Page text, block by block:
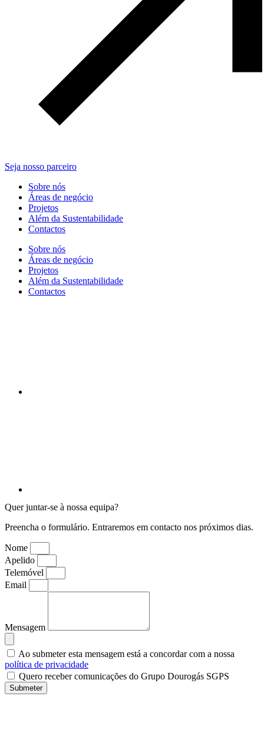
Seja nosso parceiro
Sobre nós
Áreas de negócio
Projetos
Além da Sustentabilidade
Contactos
Sobre nós
Áreas de negócio
Projetos
Além da Sustentabilidade
Contactos
Quer juntar-se à nossa equipa?
Preencha o formulário. Entraremos em contacto nos próximos dias.
Nome
Apelido
Telemóvel
Email
Mensagem
Ao submeter esta mensagem está a concordar com a nossa
política de privacidade
Quero receber comunicações do Grupo Dourogás SGPS
Submeter